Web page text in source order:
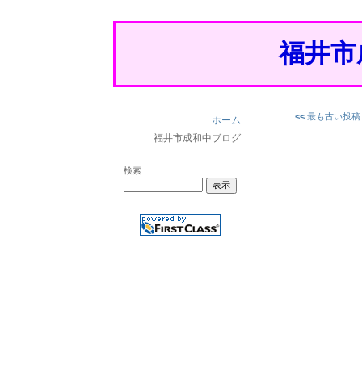
福井
ホーム
福井市成和中ブログ
検索
<< 最も古い投稿